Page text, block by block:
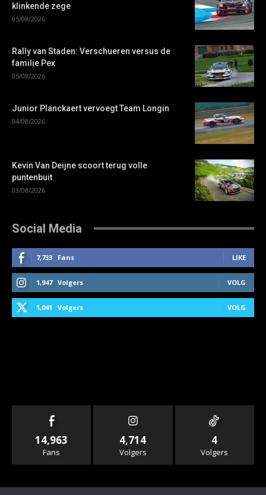
klinkende zege
05/08/2026
Rally van Staden: Verschueren versus de
familie Pex
05/08/2026
Junior Planckaert vervoegt Team Longin
04/08/2026
Kevin Van Deijne scoort terug volle
puntenbuit
03/08/2026
Social Media
7,733 Fans LIKE
1,947 Volgers VOLG
1,041 Volgers VOLG
14,963
Fans
4,714
Volgers
4
Volgers